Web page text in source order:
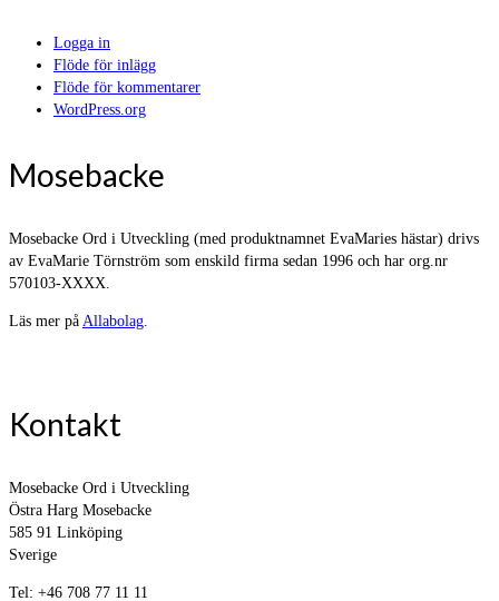
Logga in
Flöde för inlägg
Flöde för kommentarer
WordPress.org
Mosebacke
Mosebacke Ord i Utveckling (med produktnamnet EvaMaries hästar) drivs
av EvaMarie Törnström som enskild firma sedan 1996 och har org.nr
570103-XXXX.
Läs mer på Allabolag.
Kontakt
Mosebacke Ord i Utveckling
Östra Harg Mosebacke
585 91 Linköping
Sverige
Tel: +46 708 77 11 11